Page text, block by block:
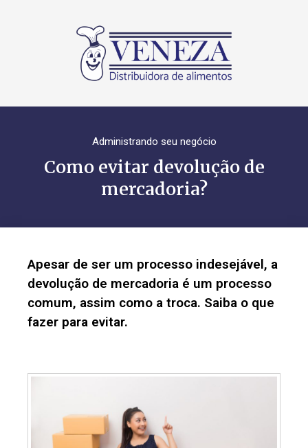
Administrando seu negócio
Como evitar devolução de
mercadoria?
Apesar de ser um processo indesejável, a
devolução de mercadoria é um processo
comum, assim como a troca. Saiba o que
fazer para evitar.